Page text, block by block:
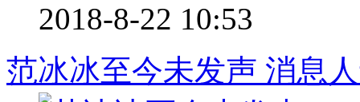
2018-8-22 10:53
范冰冰至今未发声 消息